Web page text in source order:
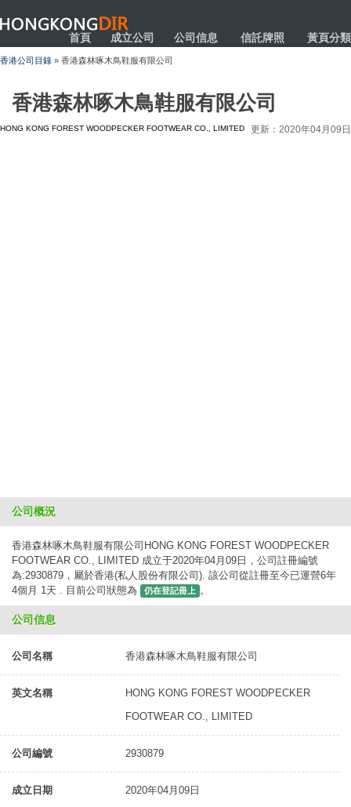
HONGKONGDIR
首頁 成立公司 公司信息 信託牌照 黃頁分類
香港公司目錄 » 香港森林啄木鳥鞋服有限公司
香港森林啄木鳥鞋服有限公司
HONG KONG FOREST WOODPECKER FOOTWEAR CO., LIMITED 更新：2020年04月09日
公司概況
香港森林啄木鳥鞋服有限公司HONG KONG FOREST WOODPECKER
FOOTWEAR CO., LIMITED 成立于2020年04月09日，公司註冊編號
為:2930879，屬於香港(私人股份有限公司). 該公司從註冊至今已運營6年
4個月 1天 . 目前公司狀態為
仍在登記冊上 。
公司信息
公司名稱 香港森林啄木鳥鞋服有限公司
英文名稱
HONG KONG FOREST WOODPECKER
FOOTWEAR CO., LIMITED
公司編號 2930879
成立日期 2020年04月09日